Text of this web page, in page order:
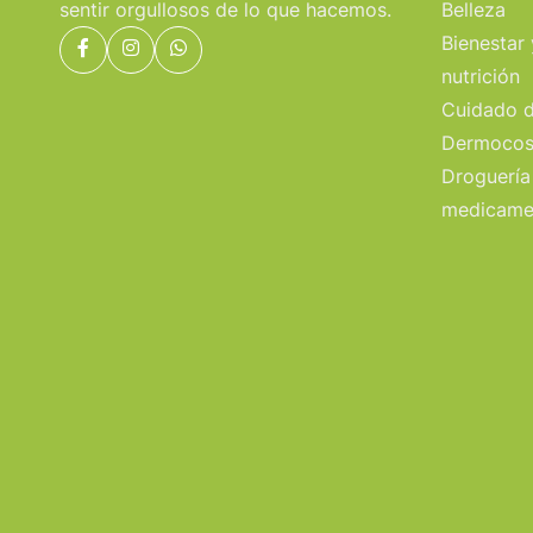
sentir orgullosos de lo que hacemos.
Belleza
Bienestar
nutrición
Cuidado